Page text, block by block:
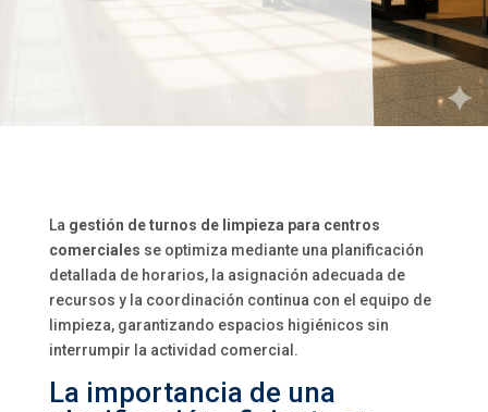
La gestión de turnos de limpieza para centros
comerciales se optimiza mediante una planificación
detallada de horarios, la asignación adecuada de
recursos y la coordinación continua con el equipo de
limpieza, garantizando espacios higiénicos sin
interrumpir la actividad comercial.
La importancia de una